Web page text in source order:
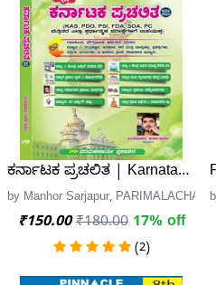
ಕರ್ನಾಟಕ ಪ್ರಚಲಿತ | Karnataka
by Manhor Sarjapur,
₹150.00 ₹180.00 17% off
(2)